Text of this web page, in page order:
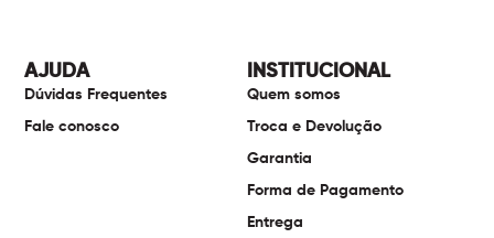
INSTITUCIONAL
Quem somos
Troca e Devolução
Garantia
Forma de Pagamento
Entrega
AJUDA
Dúvidas Frequentes
Fale conosco